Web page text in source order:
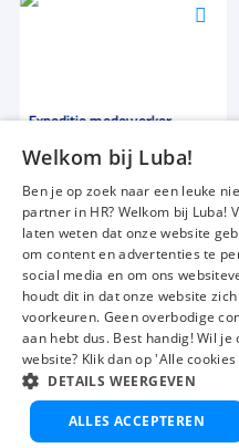
Expeditie medewerker
38 tot 40 uur
Detacheren
Nu solliciteren
Vacatures
Werken bij Luba
Mijn Luba
Welkom bij Luba!
Ben je op zoek naar een leuke
partner in HR? Welkom bij Luba!
laten weten dat onze website
om content en advertenties te
social media en om ons
houdt dit in dat onze website
voorkeuren. Geen overbodige
aan hebt dus. Best handig! Wil
website? Klik dan op 'Alle
DETAILS WEERGEVEN
ALLES ACCEPTEREN